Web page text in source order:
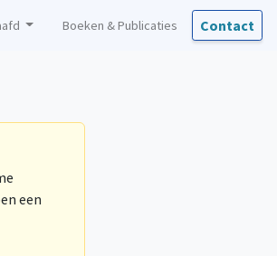
Boeken & Publicaties Contact
een